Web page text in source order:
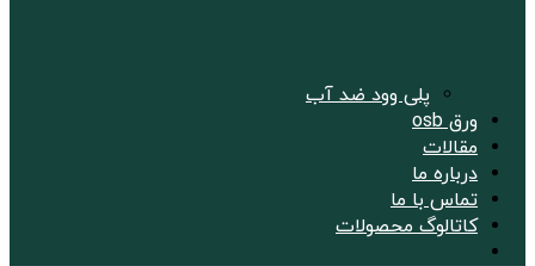
پلی وود ضد آب
ورق osb
مقالات
درباره ما
تماس با ما
کاتالوگ محصولات